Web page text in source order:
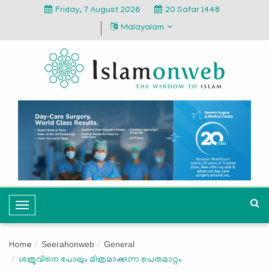
Friday, 7 August 2026
20 Safar 1448
Malayalam
T
o
g
l
Home Seerahonweb General
ശത്രുവിനെ പോലും മിത്രമാക്കുന്ന പെരുമാറ്റം